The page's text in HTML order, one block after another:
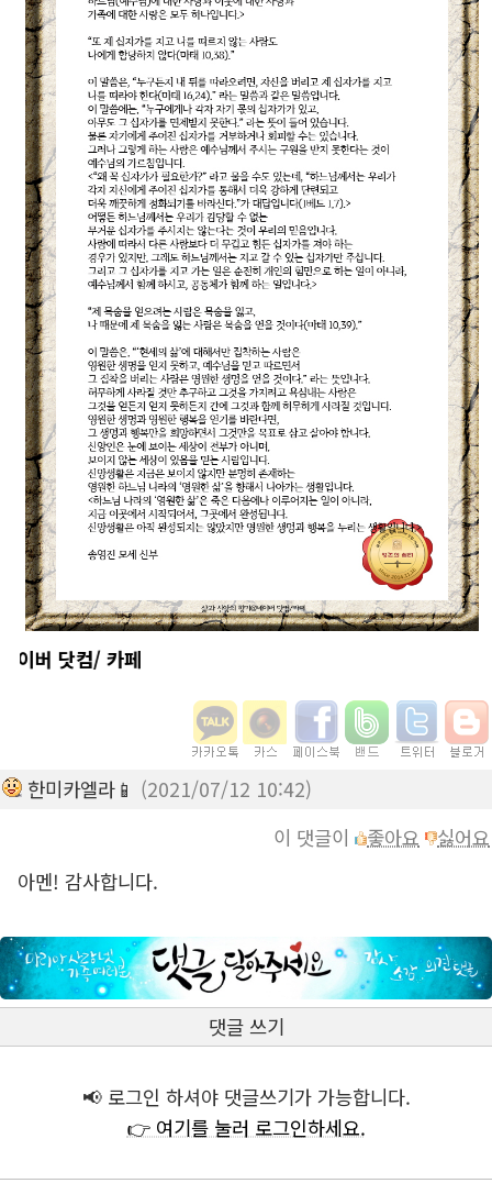
버 닷컴/ 카페
한미카엘라📱 (2021/07/12 10:42)
이 댓글이
좋아요
싫어요
아멘! 감사합니다.
댓글 쓰기
📢 로그인 하셔야 댓글쓰기가 가능합니다.
👉 여기를 눌러 로그인하세요.